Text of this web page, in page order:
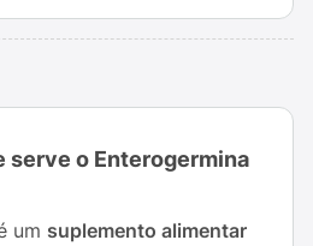
serve o Enterogermina
um suplemento alimentar